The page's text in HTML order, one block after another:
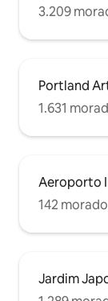
3.209
Portland
1.631
Aeroporto
142
Jardim